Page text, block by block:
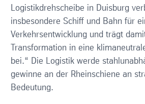
Logistikdrehscheibe in Duisburg
insbesondere Schiff und Bahn für
Verkehrsentwicklung und trägt
Transformation in eine
bei.“ Die Logistik werde
gewinne an der Rheinschiene an
Bedeutung.